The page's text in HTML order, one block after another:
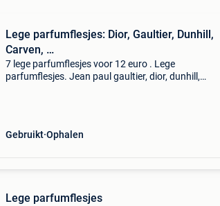
Lege parfumflesjes: Dior, Gaultier, Dunhill,
Carven, …
7 lege parfumflesjes voor 12 euro . Lege
parfumflesjes. Jean paul gaultier, dior, dunhill,
Gebruikt Ophalen
Lege parfumflesjes